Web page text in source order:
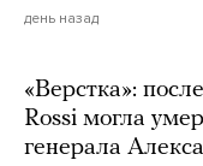
день назад
«Верстка»:
Rossi могла
генерала